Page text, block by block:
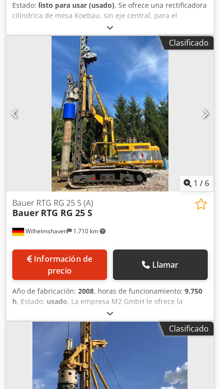
Estado: listo para usar (usado), Se ofrece una rectificadora
cilíndrica de mesa Koebau, sin eje central, para el
rectificado de alta precisión de piezas cilíndricas. Potencia
del motor principal: 18,5 kW, diámetro de rectificado
mínimo/máximo: 2 mm/100 mm, longitud máxima de la
pieza de trabajo: aproximadamente 600 mm, dimensiones
de los discos de rectificado X/Y: 600 mm/200 mm,
dimensiones de los discos de ajuste X/Y: 300 mm/200 mm,
velocidad de rectificado: 45 m/s. La máquina está
equipada con un sistema de alimentación de material, un
sistema de separación de piezas, un bastidor robusto y
una plataforma con escaleras. Dimensiones totales X/Y/Z:
aproximadamente 2500 mm/2100 mm/2200 mm, peso:
aproximadamente 4200 kg. Se puede realizar una
inspección en las instalaciones. Chjdpfezpa R Sex Agpea
Clasificado
1 / 6
Wilhelmshaven 1.710 km
Bauer RTG RG 25 S (A)
Bauer RTG RG 25 S
Información de
precio
Llamar
Año de fabricación: 2008, horas de funcionamiento: 9.750
h, Estado: usado, La empresa M2 GmbH le ofrece la
siguiente máquina: - Equipo de hincado y perforación RTG
RG 25S - Torre giratoria: Sennebogen BS 80 R - Motor: CAT
C 18 570 kW Chsdpfx Aoh Tyz Aegpoa - Opcional:
Compactador vibratorio MR 125 V, KDK 232 S, DKS 100/200
- Equipamiento: Procedimientos de compactación
vibratoria, perforación Kelly y SOB. La máquina se
encuentra en excelentes condiciones y está lista para su
uso inmediato.
Clasificado